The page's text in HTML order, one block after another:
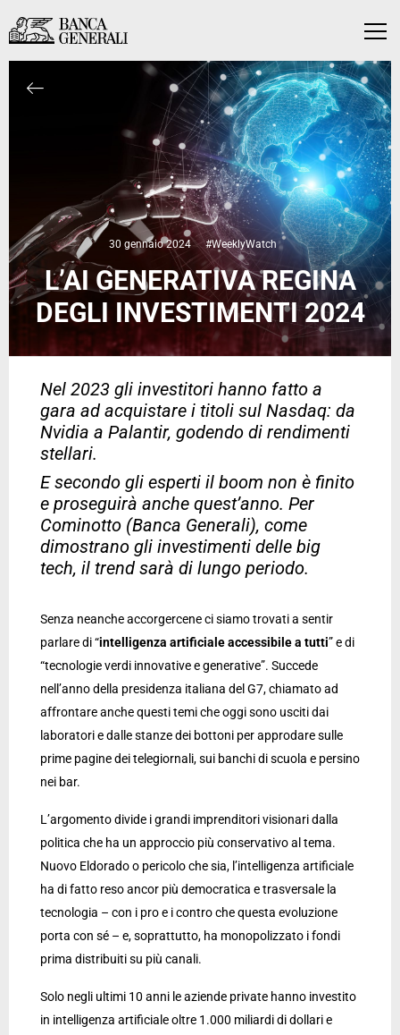
Vai al contenuto principale
Menu
Vai al contenuto principale
30 gennaio 2024 #WeeklyWatch
L’AI GENERATIVA REGINA
DEGLI INVESTIMENTI 2024
Nel 2023 gli investitori hanno fatto a
gara ad acquistare i titoli sul Nasdaq: da
Nvidia a Palantir, godendo di rendimenti
stellari.
E secondo gli esperti il boom non è finito
e proseguirà anche quest’anno. Per
Cominotto (Banca Generali), come
dimostrano gli investimenti delle big
tech, il trend sarà di lungo periodo.
Senza neanche accorgercene ci siamo trovati a sentir
parlare di “intelligenza artificiale accessibile a tutti” e di
“tecnologie verdi innovative e generative”. Succede
nell’anno della presidenza italiana del G7, chiamato ad
affrontare anche questi temi che oggi sono usciti dai
laboratori e dalle stanze dei bottoni per approdare sulle
prime pagine dei telegiornali, sui banchi di scuola e persino
nei bar.
L’argomento divide i grandi imprenditori visionari dalla
politica che ha un approccio più conservativo al tema.
Nuovo Eldorado o pericolo che sia, l’intelligenza artificiale
ha di fatto reso ancor più democratica e trasversale la
tecnologia – con i pro e i contro che questa evoluzione
porta con sé – e, soprattutto, ha monopolizzato i fondi
prima distribuiti su più canali.
Solo negli ultimi 10 anni le aziende private hanno investito
in intelligenza artificiale oltre 1.000 miliardi di dollari e